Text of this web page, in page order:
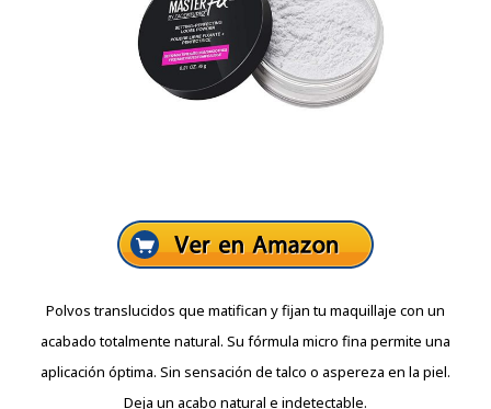
Polvos translucidos que matifican y fijan tu maquillaje con un
acabado totalmente natural. Su fórmula micro fina permite una
aplicación óptima. Sin sensación de talco o aspereza en la piel.
Deja un acabo natural e indetectable.